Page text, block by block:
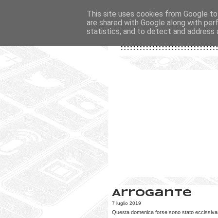
Arrogante
7 luglio 2019
Questa domenica forse sono stato
This site uses cookies from Google
are shared with Google along with
statistics, and to detect and address